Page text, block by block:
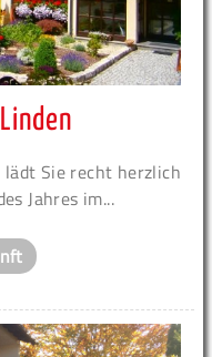
Sie recht herzlich
Jahres im...